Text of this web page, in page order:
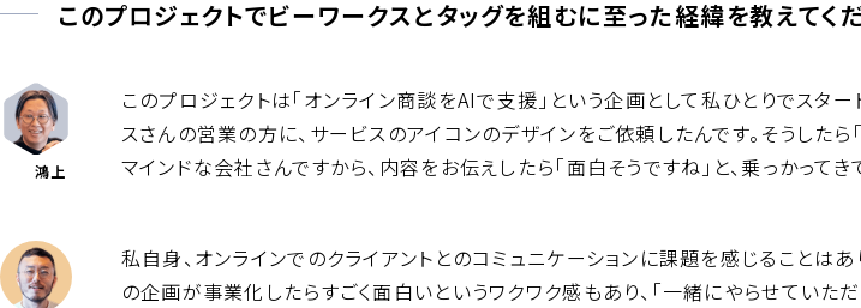
このプロジェクトでビーワークスとタッグを組むに至った経緯を教えてくだ
鴻上
このプロジェクトは「オンライン商談をAIで支援」という企画として私ひとりでスタ
スさんの営業の方に、サービスのアイコンのデザインをご依頼したんです。そうした
マインドな会社さんですから、内容をお伝えしたら「面白そうですね」と、乗っかってきて
私自身、オンラインでのクライアントとのコミュニケーションに課題を感じることは
の企画が事業化したらすごく面白いというワクワク感もあり、「一緒にやらせていた